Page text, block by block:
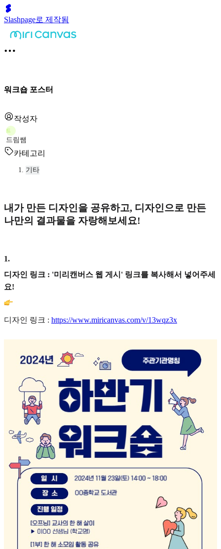
Slashpage로 제작됨
워크숍 포스터
작성자
드
드림쌤
카테고리
기타
내가 만든 디자인을 공유하고, 디자인으로 만든
나만의 결과물을 자랑해보세요!
1.
디자인 링크 : '미리캔버스 웹 게시' 링크를 복사해서 넣어주세
요!
디자인 링크 : https://www.miricanvas.com/v/13wqz3x